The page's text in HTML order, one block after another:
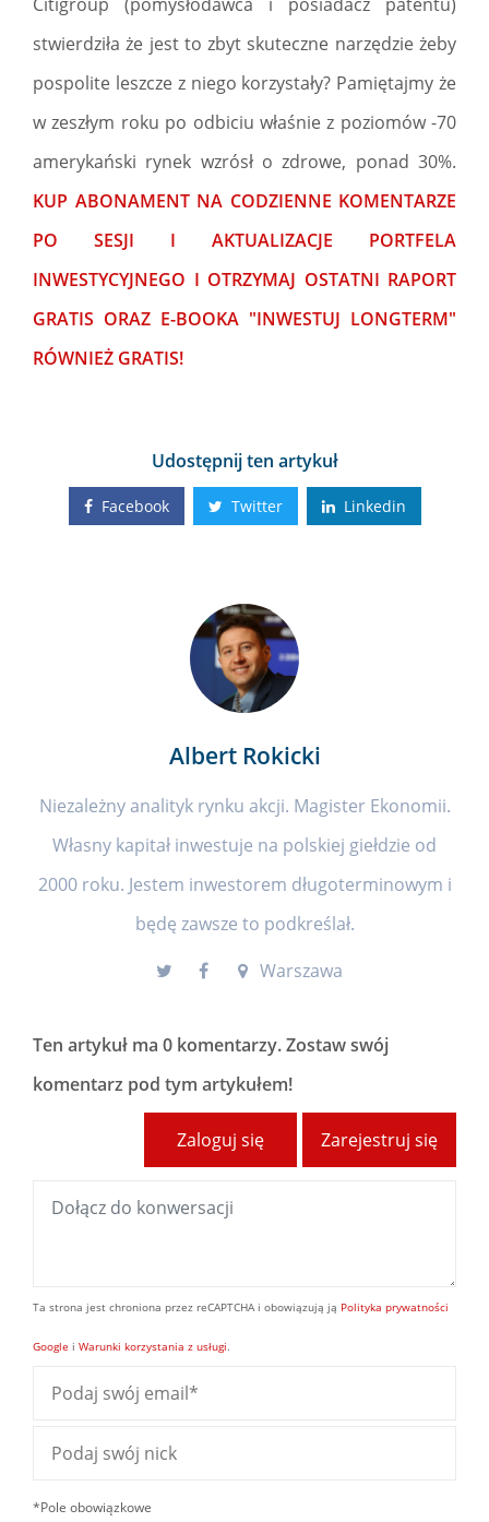
stwierdziła że jest to zbyt skuteczne narzędzie żeby
pospolite leszcze z niego korzystały? Pamiętajmy że
w zeszłym roku po odbiciu właśnie z poziomów -70
amerykański rynek wzrósł o zdrowe, ponad 30%.
KUP ABONAMENT NA CODZIENNE KOMENTARZE
PO SESJI I AKTUALIZACJE PORTFELA
INWESTYCYJNEGO I OTRZYMAJ OSTATNI RAPORT
GRATIS ORAZ E-BOOKA "INWESTUJ LONGTERM"
RÓWNIEŻ GRATIS!
Udostępnij ten artykuł
Facebook Twitter Linkedin
Albert Rokicki
Niezależny analityk rynku akcji. Magister Ekonomii.
Własny kapitał inwestuje na polskiej giełdzie od
2000 roku. Jestem inwestorem długoterminowym i
będę zawsze to podkreślał.
Warszawa
Ten artykuł ma 0 komentarzy. Zostaw swój
komentarz pod tym artykułem!
Zarejestruj się
Zaloguj się
Ta strona jest chroniona przez reCAPTCHA i obowiązują ją Polityka prywatności
Google i Warunki korzystania z usługi.
*Pole obowiązkowe